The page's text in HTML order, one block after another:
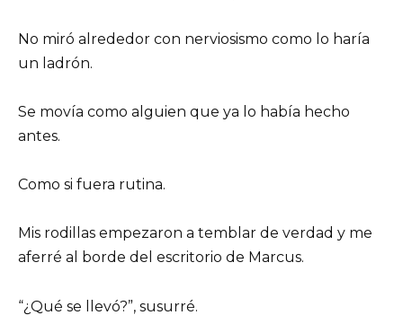
No miró alrededor con nerviosismo como lo haría
un ladrón.
Se movía como alguien que ya lo había hecho
antes.
Como si fuera rutina.
Mis rodillas empezaron a temblar de verdad y me
aferré al borde del escritorio de Marcus.
“¿Qué se llevó?”, susurré.